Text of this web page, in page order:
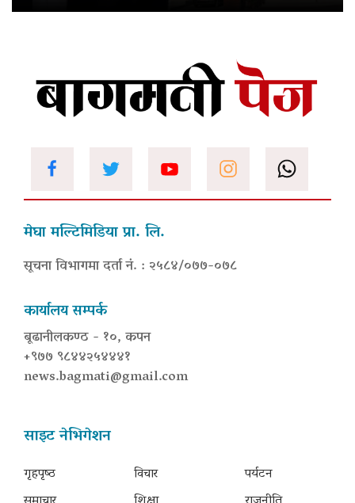
मेघा मल्टिमिडिया प्रा. लि.
सूचना विभागमा दर्ता नं. : २५८४/०७७-०७८
कार्यालय सम्पर्क
बूढानीलकण्ठ - १०, कपन
+९७७ ९८४४२५४४४१
news.bagmati@gmail.com
साइट नेभिगेशन
गृहपृष्‍ठ
विचार
पर्यटन